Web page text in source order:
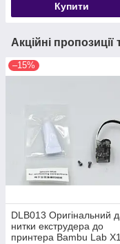
Bambu lab A1 mini
Купити
Акційні пропозиції
–15%
DLB013 Оригінальний
нитки екструдера до
принтера Bambu Lab X1